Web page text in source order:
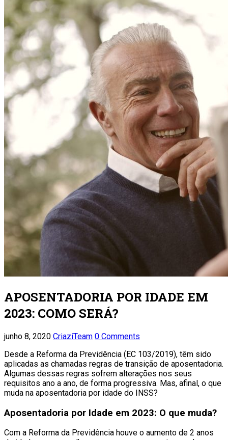
APOSENTADORIA POR IDADE EM
2023: COMO SERÁ?
junho 8, 2020 CriaziTeam 0 Comments
Desde a Reforma da Previdência (EC 103/2019), têm sido
aplicadas as chamadas regras de transição de aposentadoria.
Algumas dessas regras sofrem alterações nos seus
requisitos ano a ano, de forma progressiva. Mas, afinal, o que
muda na aposentadoria por idade do INSS?
Aposentadoria por Idade em 2023: O que muda?
Com a Reforma da Previdência houve o aumento de 2 anos